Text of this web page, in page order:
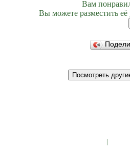
Вам
Вы можете разместить её
|